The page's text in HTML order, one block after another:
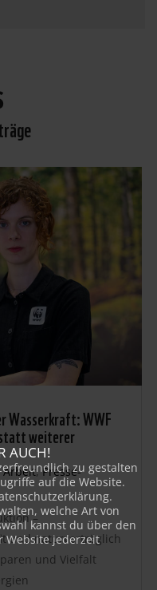
Wasserkraft: WWF
weiterer
Arbeit,Presse-
–
und naturverträglich
und Vielfalt
AUCH!
zu gestalten
auf die Website.
welche Art von
kannst du über den
Website jederzeit